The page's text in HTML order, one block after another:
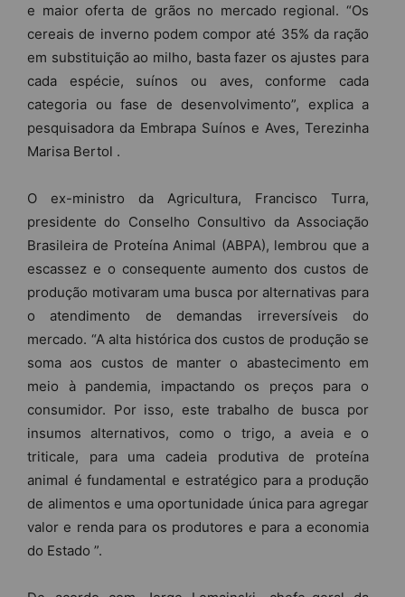
e maior oferta de grãos no mercado regional. “Os
cereais de inverno podem compor até 35% da ração
em substituição ao milho, basta fazer os ajustes para
cada espécie, suínos ou aves, conforme cada
categoria ou fase de desenvolvimento”, explica a
pesquisadora da Embrapa Suínos e Aves, Terezinha
Marisa Bertol .
O ex-ministro da Agricultura, Francisco Turra,
presidente do Conselho Consultivo da Associação
Brasileira de Proteína Animal (ABPA), lembrou que a
escassez e o consequente aumento dos custos de
produção motivaram uma busca por alternativas para
o atendimento de demandas irreversíveis do
mercado. “A alta histórica dos custos de produção se
soma aos custos de manter o abastecimento em
meio à pandemia, impactando os preços para o
consumidor. Por isso, este trabalho de busca por
insumos alternativos, como o trigo, a aveia e o
triticale, para uma cadeia produtiva de proteína
animal é fundamental e estratégico para a produção
de alimentos e uma oportunidade única para agregar
valor e renda para os produtores e para a economia
do Estado ”.